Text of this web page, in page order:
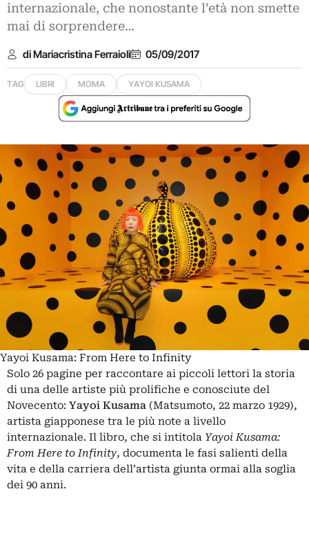
internazionale, che nonostante l’età non smette
mai di sorprendere…
di Mariacristina Ferraioli 05/09/2017
TAG LIBRI MOMA YAYOI KUSAMA
Yayoi Kusama: From Here to Infinity
Solo 26 pagine per raccontare ai piccoli lettori la storia
di una delle artiste più prolifiche e conosciute del
Novecento: Yayoi Kusama (Matsumoto, 22 marzo 1929),
artista giapponese tra le più note a livello
internazionale. Il libro, che si intitola Yayoi Kusama:
From Here to Infinity, documenta le fasi salienti della
vita e della carriera dell’artista giunta ormai alla soglia
dei 90 anni.